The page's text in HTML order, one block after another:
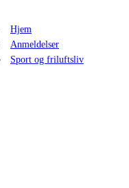
Hjem
Anmeldelser
Sport og friluftsliv